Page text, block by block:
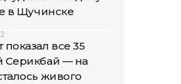
в Щучинске
все 35
Серикбай — на
живого